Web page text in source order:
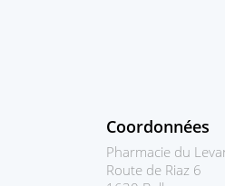
Coordonnées
Pharmacie du
Route de Riaz 6